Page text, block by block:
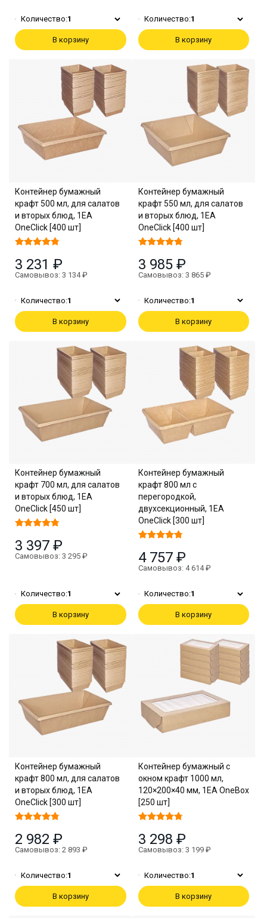
Количество:1
В корзину
Количество:1
В корзину
Контейнер бумажный
крафт 500 мл, для салатов
и вторых блюд, 1EA
OneClick [400 шт]
3 231 ₽
Самовывоз: 3 134 ₽
Количество:1
В корзину
Контейнер бумажный
крафт 550 мл, для салатов
и вторых блюд, 1EA
OneClick [400 шт]
3 985 ₽
Самовывоз: 3 865 ₽
Количество:1
В корзину
Контейнер бумажный
крафт 700 мл, для салатов
и вторых блюд, 1EA
OneClick [450 шт]
3 397 ₽
Самовывоз: 3 295 ₽
Количество:1
В корзину
Контейнер бумажный
крафт 800 мл с
перегородкой,
двухсекционный, 1EA
OneClick [300 шт]
4 757 ₽
Самовывоз: 4 614 ₽
Количество:1
В корзину
Контейнер бумажный
крафт 800 мл, для салатов
и вторых блюд, 1EA
OneClick [300 шт]
2 982 ₽
Самовывоз: 2 893 ₽
Количество:1
В корзину
Контейнер бумажный с
окном крафт 1000 мл,
120×200×40 мм, 1EA OneBox
[250 шт]
3 298 ₽
Самовывоз: 3 199 ₽
Количество:1
В корзину